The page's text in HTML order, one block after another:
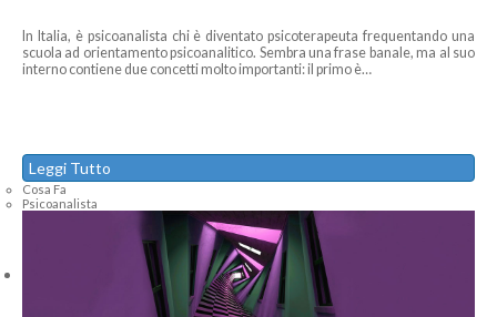
In Italia, è psicoanalista chi è diventato psicoterapeuta frequentando una
scuola ad orientamento psicoanalitico. Sembra una frase banale, ma al suo
interno contiene due concetti molto importanti: il primo è…
Leggi Tutto
Cosa Fa
Psicoanalista